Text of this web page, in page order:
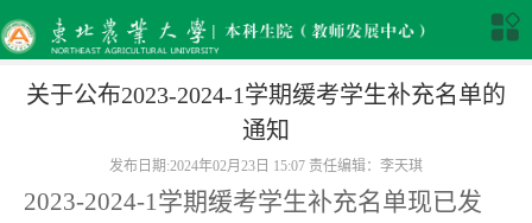
关于公布2023-2024-1学期缓考学生补充名单的
通知
发布日期:2024年02月23日 15:07 责任编辑：李天琪
2023-2024-1学期缓考学生补充名单现已发